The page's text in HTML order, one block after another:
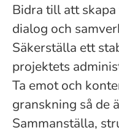
Bidra till att
dialog och
Säkerställa ett
projektets
Ta emot och
granskning så de
Sammanställa,